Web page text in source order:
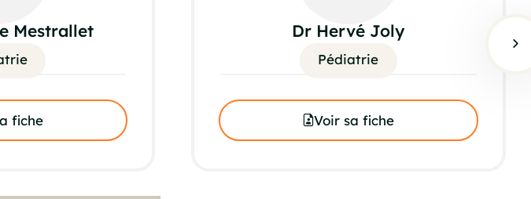
Mestrallet
fiche
Dr Hervé Joly
Pédiatrie
Voir sa fiche